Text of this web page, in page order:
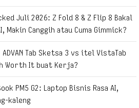
Juli 2026: Z Fold 8 & Z Flip 8 Bakal
Makin Canggih atau Cuma Gimmick?
Tab Sketsa 3 vs itel VistaTab
Worth It buat Kerja?
PM5 G2: Laptop Bisnis Rasa AI,
kaleng